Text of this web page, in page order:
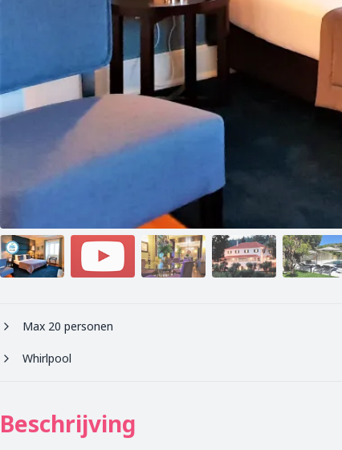
Max 20 personen
Whirlpool
Beschrijving